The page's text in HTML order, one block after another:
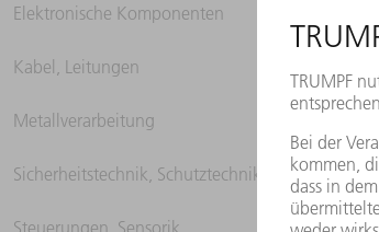
Elektronische Komponenten
Kabel, Leitungen
Metallverarbeitung
Sicherheitstechnik, Schutztechnik
Steuerungen, Sensorik